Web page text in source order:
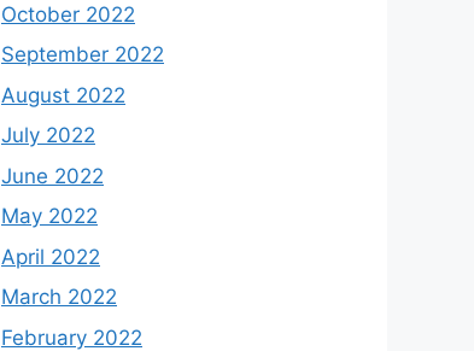
October 2022
September 2022
August 2022
July 2022
June 2022
May 2022
April 2022
March 2022
February 2022